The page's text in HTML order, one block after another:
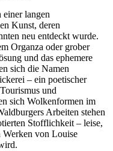
langen
Kunst, deren
neu entdeckt wurde.
Organza oder grober
und das ephemere
sich die Namen
– ein poetischer
und
sich Wolkenformen im
Arbeiten stehen
Stofflichkeit – leise,
Werken von Louise